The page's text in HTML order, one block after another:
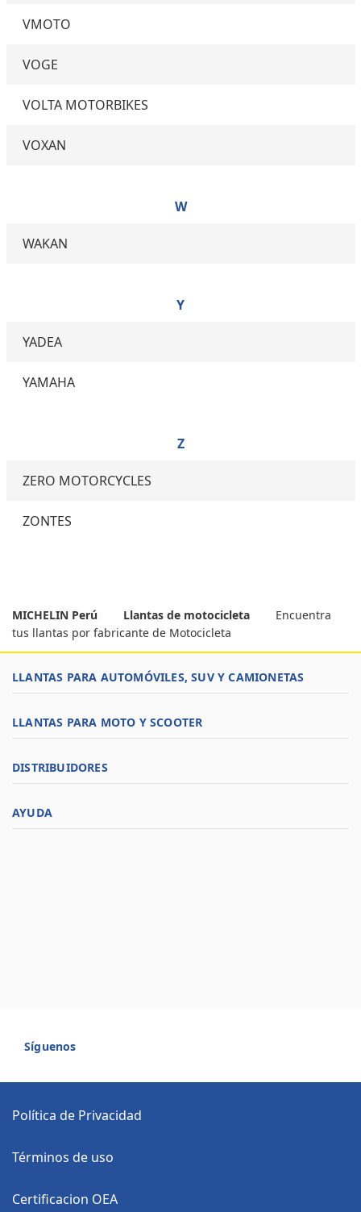
VMOTO
VOGE
VOLTA MOTORBIKES
VOXAN
W
WAKAN
Y
YADEA
YAMAHA
Z
ZERO MOTORCYCLES
ZONTES
MICHELIN Perú Llantas de motocicleta
Encuentra
tus llantas por fabricante de Motocicleta
LLANTAS PARA AUTOMÓVILES, SUV Y CAMIONETAS
LLANTAS PARA MOTO Y SCOOTER
DISTRIBUIDORES
AYUDA
Síguenos
Política de Privacidad
Términos de uso
Certificacion OEA